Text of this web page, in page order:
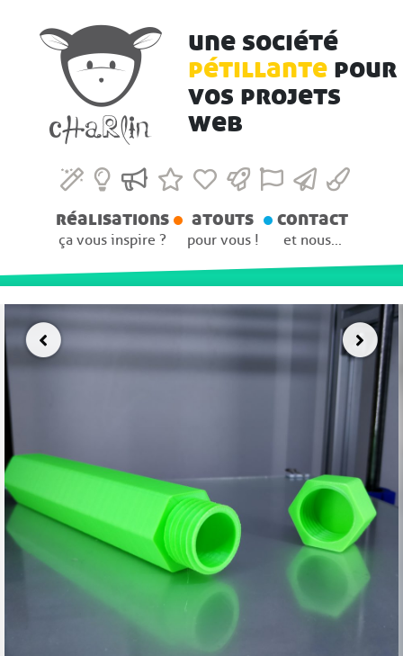
une société
pétillante pour
vos projets
web
réalisations
ça vous inspire ?
atouts
pour vous !
contact
et nous...